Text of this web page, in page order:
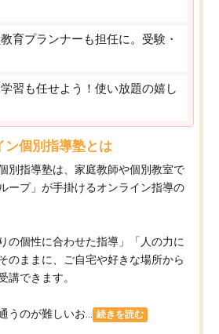
育プランナーも担任に。受験・
習も任せよう！使い放題の嬉し
ン個別指導塾とは
別指導塾は、家庭教師や個別教室で
ープ」が手掛けるオンライン指導の
の個性に合わせた指導」「人の力に
のままに、ご自宅や好きな場所から
講できます。
うのが難しいお... 続きを読む